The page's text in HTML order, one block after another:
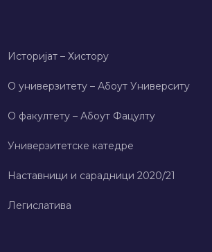
Историјат – Хисторy
О универзитету – Абоут Университy
О факултету – Абоут Фацултy
Универзитетске катедре
Наставници и сарадници 2020/21
Легислатива